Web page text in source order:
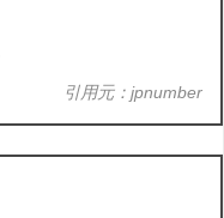
引用元：jpnumber